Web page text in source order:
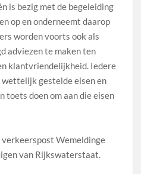
is bezig met de begeleiding
op en onderneemt daarop
worden voorts ook als
adviezen te maken ten
klantvriendelijkheid. Iedere
gestelde eisen en
toets doen om aan die eisen
verkeerspost Wemeldinge
van Rijkswaterstaat.